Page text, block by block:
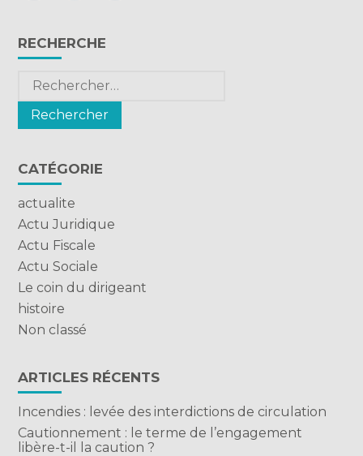
Blog
sidebar
RECHERCHE
Rechercher :
CATÉGORIE
actualite
Actu Juridique
Actu Fiscale
Actu Sociale
Le coin du dirigeant
histoire
Non classé
ARTICLES RÉCENTS
Incendies : levée des interdictions de circulation
Cautionnement : le terme de l’engagement
libère-t-il la caution ?